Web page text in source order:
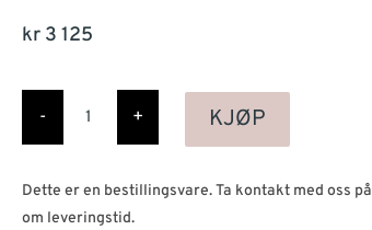
kr 3 125
-
Glass
antall
+ KJØP
Dette er en bestillingsvare. Ta kontakt med oss på
om leveringstid.